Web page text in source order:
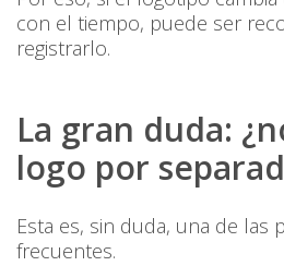
con el tiempo, puede ser
registrarlo.
La gran duda:
logo por
Esta es, sin duda, una de las
frecuentes.